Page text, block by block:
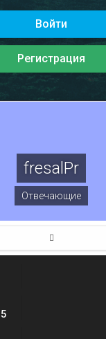
Войти
Регистрация
fresalPr
Отвечающие